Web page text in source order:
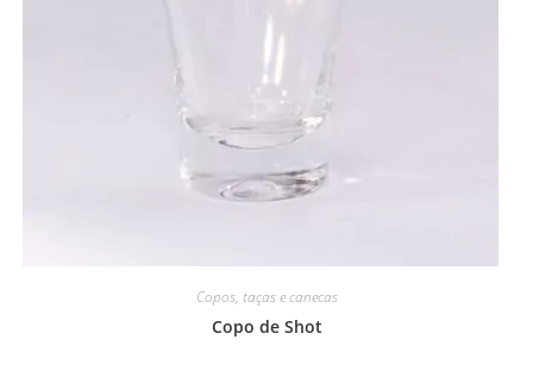
Copos, taças e canecas
Copo de Shot